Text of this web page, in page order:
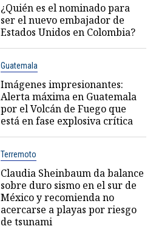
¿Quién es el nominado para
ser el nuevo embajador de
Estados Unidos en Colombia?
Guatemala
Imágenes impresionantes:
Alerta máxima en Guatemala
por el Volcán de Fuego que
está en fase explosiva crítica
Terremoto
Claudia Sheinbaum da balance
sobre duro sismo en el sur de
México y recomienda no
acercarse a playas por riesgo
de tsunami